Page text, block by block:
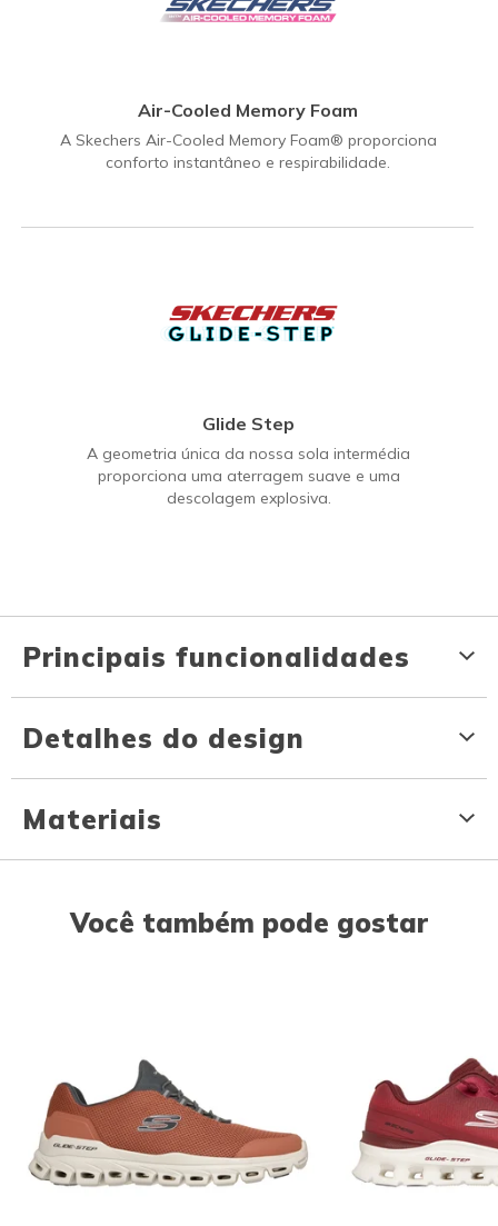
Air-Cooled Memory Foam
A Skechers Air-Cooled Memory Foam® proporciona
conforto instantâneo e respirabilidade.
Glide Step
A geometria única da nossa sola intermédia
proporciona uma aterragem suave e uma
descolagem explosiva.
Principais funcionalidades
Detalhes do design
Materiais
Você também pode gostar